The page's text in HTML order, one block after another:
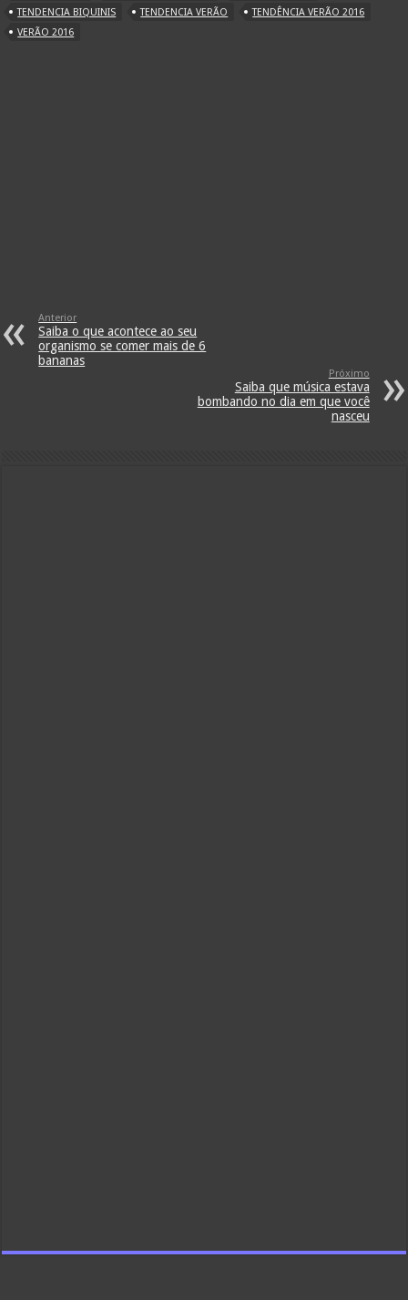
TENDENCIA BIQUINIS
TENDENCIA VERÃO
TENDÊNCIA VERÃO 2016
VERÃO 2016
Anterior
Saiba o que acontece ao seu
organismo se comer mais de 6
bananas
Próximo
Saiba que música estava
bombando no dia em que você
nasceu